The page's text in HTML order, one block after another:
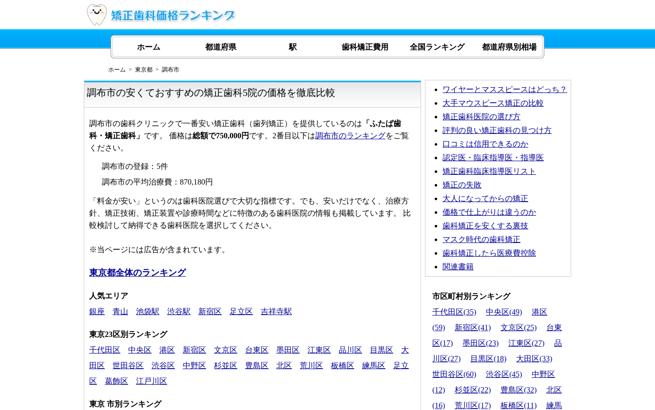
ホーム 都道府県 駅 歯科矯正費用 全国ランキング 都道府県別相場
ホーム 東京都 調布市
調布市の安くておすすめの矯正歯科5院の価格を徹底比較
調布市の歯科クリニックで一番安い矯正歯科（歯列矯正）を提供しているのは 「ふたば歯
科・矯正歯科」 です。 価格は総額で750,000円 です。2番目以下は調布市のランキングをご覧
ください。
調布市の登録：5件
調布市の平均治療費：870,180円
「料金が安い」というのは歯科医院選びで大切な指標です。でも、安いだけでなく、治療方
針、矯正技術、矯正装置や診療時間などに特徴のある歯科医院の情報も掲載しています。 比
較検討して納得できる歯科医院を選択してください。
※当ページには広告が含まれています。
東京都全体のランキング
人気エリア
銀座
青山 池袋駅 渋谷駅 新宿区 足立区 吉祥寺駅
東京23区別ランキング
千代田区
中央区 港区 新宿区 文京区 台東区 墨田区 江東区 品川区 目黒区
大
田区
世田谷区 渋谷区 中野区 杉並区 豊島区 北区 荒川区 板橋区 練馬区
足立
区
葛飾区 江戸川区
東京 市別ランキング
ワイヤーとマススピースはどっち？
大手マウスピース矯正の比較
矯正歯科医院の選び方
評判の良い矯正歯科の見つけ方
口コミは信用できるのか
認定医・臨床指導医・指導医
矯正歯科臨床指導医リスト
矯正の失敗
大人になってからの矯正
価格で仕上がりは違うのか
歯科矯正を安くする裏技
マスク時代の歯科矯正
歯科矯正したら医療費控除
関連書籍
市区町村別ランキング
千代田区(35)
中央区(49)
港区
(59)
新宿区(41) 文京区(25)
台東
区(17)
墨田区(23) 江東区(27)
品
川区(27)
目黒区(18)
大田区(33)
世田谷区(60)
渋谷区(45)
中野区
(12)
杉並区(22) 豊島区(32)
北区
(16)
荒川区(17) 板橋区(11)
練馬